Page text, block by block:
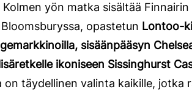
Kolmen yön matka sisältää
Bloomsburyssa, opastetun Lontoo-
sisäänpääsyn
ikoniseen Sissinghurst
on täydellinen valinta kaikille,